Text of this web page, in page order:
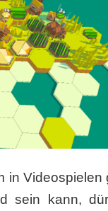
in Videospielen
sein kann,